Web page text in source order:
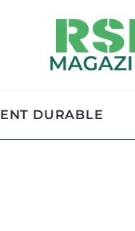
DURABLE